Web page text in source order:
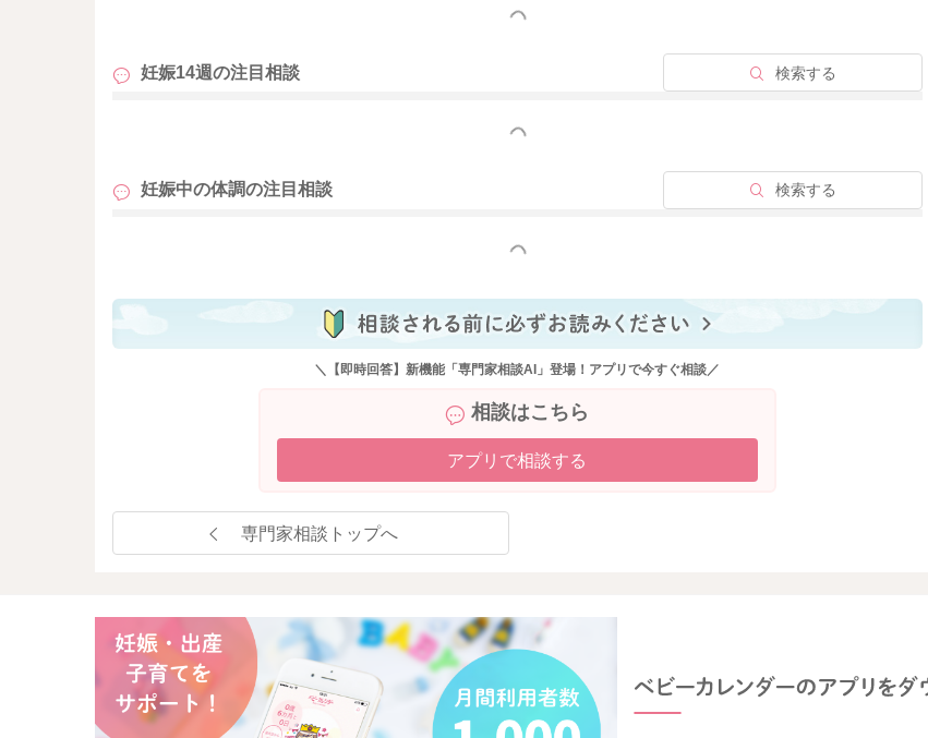
もっと見る
妊娠14週の注目相談 検索する
もっと見る
妊娠中の体調の注目相談 検索する
もっと見る
＼【即時回答】新機能「専門家相談AI」登場！アプリで今すぐ相談／
相談はこちら
アプリで相談する
専門家相談トップへ